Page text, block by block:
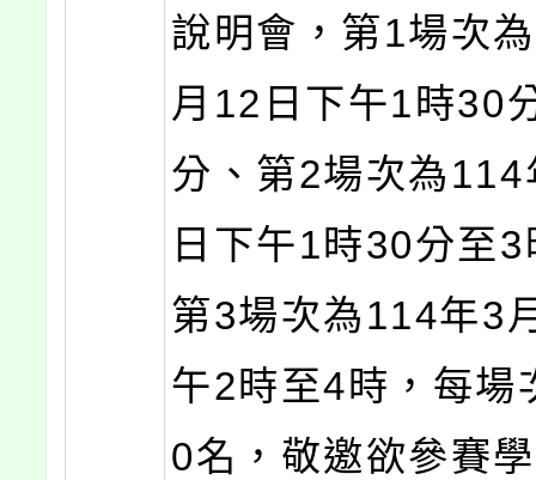
說明會，第1場次
月12日下午1時30
分、第2場次為
日下午1時30分至
第3場次為114年3
午2時至4時，每場
0名，敬邀欲參賽